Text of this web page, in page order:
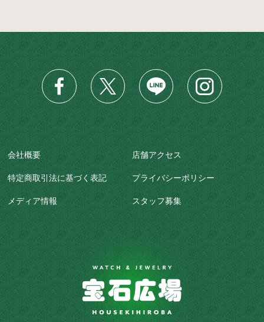
会社概要 店舗アクセス
特定商取引法に基づく表記 プライバシーポリシー
メディア情報 スタッフ募集